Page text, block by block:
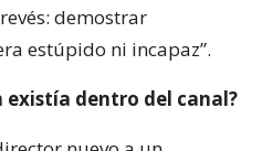
demostrar
estúpido ni incapaz”.
dentro del canal?